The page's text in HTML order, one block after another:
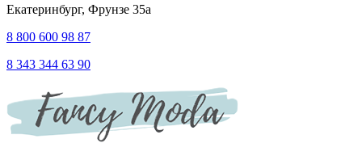
Екатеринбург, Фрунзе 35а
8 800 600 98 87
8 343 344 63 90